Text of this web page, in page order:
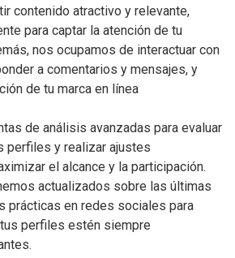
contenido atractivo y relevante,
para captar la atención de tu
nos ocupamos de interactuar con
a comentarios y mensajes, y
de tu marca en línea
de análisis avanzadas para evaluar
perfiles y realizar ajustes
el alcance y la participación.
actualizados sobre las últimas
prácticas en redes sociales para
perfiles estén siempre